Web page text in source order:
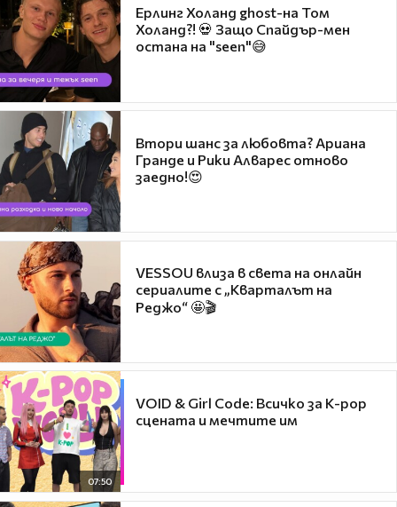
Ерлинг Холанд ghost-на Том
Холанд?! 💀 Защо Спайдър-мен
остана на "seen"😅
Втори шанс за любовта? Ариана
Гранде и Рики Алварес отново
заедно!😍
VESSOU влиза в света на онлайн
сериалите с „Кварталът на
Реджо“ 🤩🎬
07:50
VOID & Girl Code: Всичко за K-pop
сцената и мечтите им